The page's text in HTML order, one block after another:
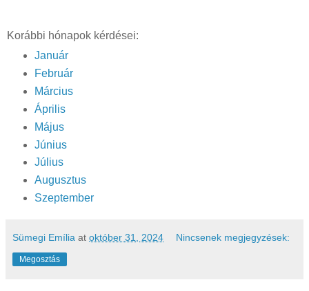
Korábbi hónapok kérdései:
Január
Február
Március
Április
Május
Június
Július
Augusztus
Szeptember
Sümegi Emília at október 31, 2024 Nincsenek megjegyzések:
Megosztás